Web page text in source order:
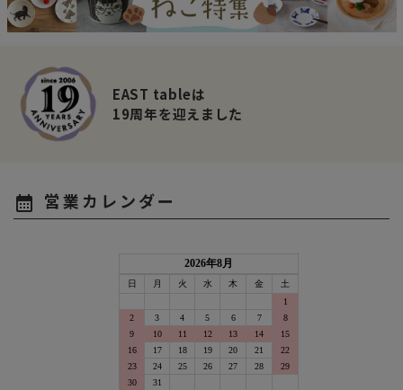
EAST tableは
19周年を迎えました
calendar_month 営業カレンダー